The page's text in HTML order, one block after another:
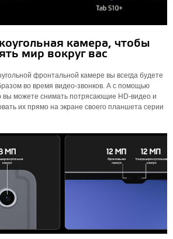
камера, чтобы
мир вокруг вас
фронтальной камере вы всегда будете
во время видео-звонков. А с помощью
вы можете снимать потрясающие HD-видео и
их прямо на экране своего планшета серии